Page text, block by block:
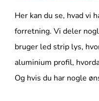
Her kan du se, hvad vi
forretning. Vi deler
bruger led strip lys,
aluminium profil,
Og hvis du har nogle